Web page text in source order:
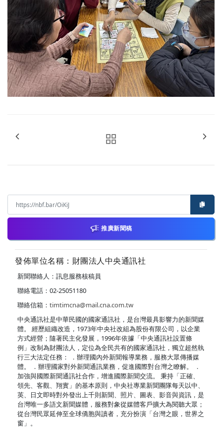
推廣新聞稿
發佈單位名稱：財團法人中央通訊社
新聞聯絡人：訊息服務核稿員
聯絡電話：02-25051180
聯絡信箱： timtimcna@mail.cna.com.tw
中央通訊社是中華民國的國家通訊社，是台灣最具影響力的新聞媒
體。 經歷組織改造，1973年中央社改組為股份有限公司，以企業
方式經營；隨著民主化發展，1996年依據「中央通訊社設置條
例」改制為財團法人，定位為全民共有的國家通訊社，獨立超然執
行三大法定任務： ．辦理國內外新聞報導業務，服務大眾傳播媒
體。 ．辦理國家對外新聞通訊業務，促進國際對台灣之瞭解。 ．
加強與國際新聞通訊社合作，增進國際新聞交流。 秉持「正確、
領先、客觀、翔實」的基本原則，中央社專業新聞團隊每天以中、
英、日文即時對外發出上千則新聞、照片、圖表、影音與資訊，是
台灣唯一多語文新聞媒體，服務對象從媒體客戶擴大為閱聽大眾；
從台灣民眾延伸至全球僑胞與讀者，充分扮演「台灣之眼，世界之
窗」。